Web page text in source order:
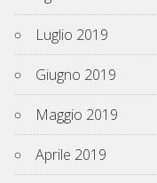
Luglio 2019
Giugno 2019
Maggio 2019
Aprile 2019